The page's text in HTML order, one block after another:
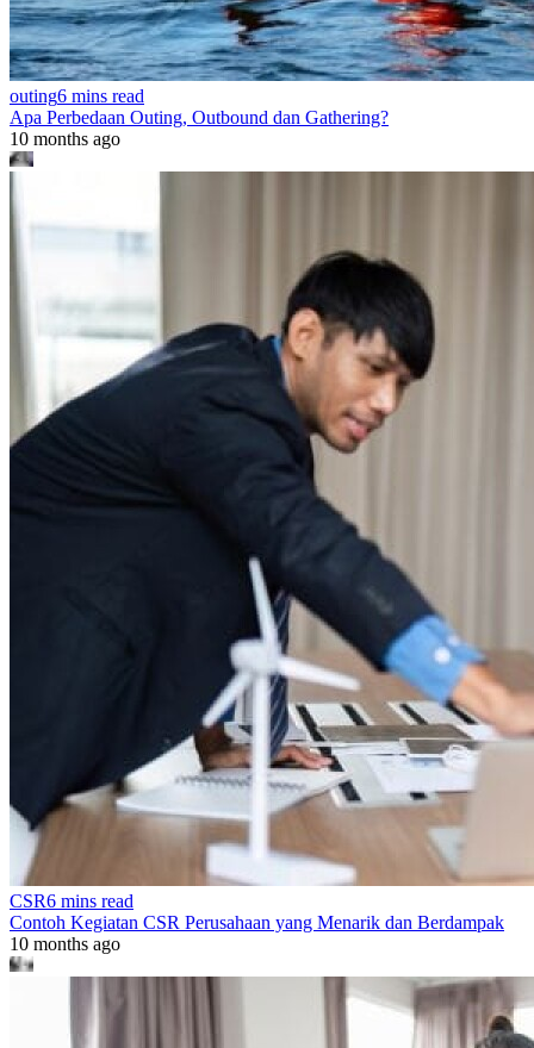
outing6 mins read
Apa Perbedaan Outing, Outbound dan Gathering?
10 months ago
CSR6 mins read
Contoh Kegiatan CSR Perusahaan yang Menarik dan Berdampak
10 months ago